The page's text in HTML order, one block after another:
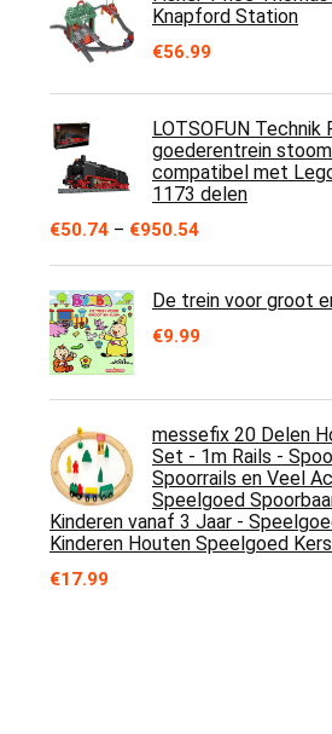
Knapford Station
€56.99
LOTSOFUN Technik
goederentrein
compatibel met
1173 delen
€50.74 – €950.54Price
€50.74
through
€950.54
De trein voor groot
€9.99
messefix 20 Delen
Set - 1m Rails -
Spoorrails en Veel
Speelgoed
Kinderen vanaf 3 Jaar -
Kinderen Houten Speelgoed
€17.99